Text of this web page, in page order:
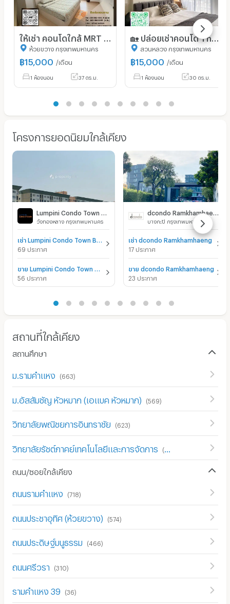
ห้วยขวาง กรุงเทพมหานคร
฿15,000 /เดือน
1 ห้องนอน 37 ตร.ม.
สวนหลวง กรุงเทพมหานคร
฿15,000 /เดือน
1 ห้องนอน 30 ตร.ม.
โครงการยอดนิยมใกล้เคียง
วังทองหลาง กรุงเทพมหานคร
69 ประกาศ
56 ประกาศ
บางกะปิ กรุงเทพมหานคร
เช่า dcondo Ramkhamhaeng
17 ประกาศ
ขาย dcondo Ramkhamhaeng
23 ประกาศ
สถานที่ใกล้เคียง
สถานศึกษา
ม.รามคำแหง (663)
ม.อัสสัมชัญ หัวหมาก (เอแบค หัวหมาก) (569)
วิทยาลัยพณิชยการอินทราชัย (623)
วิทยาลัยรัชต์ภาคย์เทคโนโลยีและการจัดการ (611
ถนน/ซอยใกล้เคียง
ถนนรามคำแหง (718)
ถนนประชาอุทิศ (ห้วยขวาง) (574 )
ถนนประดิษฐ์มนูธรรม (466)
ถนนศรีวรา (310)
รามคำแหง 39 (36)